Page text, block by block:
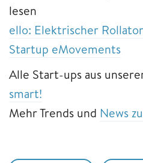
lesen
ello: Elektrischer
Startup eMovements
Alle Start-ups aus
smart!
Mehr Trends und News